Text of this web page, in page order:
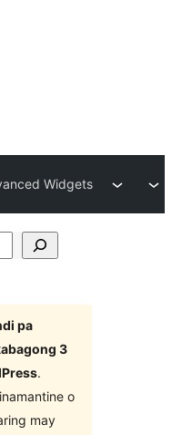
Widgets
pa
3
.
o
may